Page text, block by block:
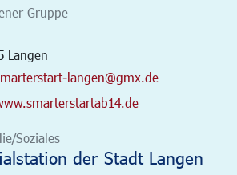
Gruppe
Langen
langen@gmx.de
Soziales
der Stadt Langen